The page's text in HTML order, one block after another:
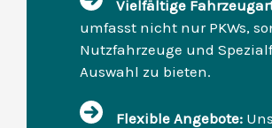
Vielfältige
umfasst nicht nur PKWs,
Nutzfahrzeuge und
Auswahl zu bieten.
Flexible Angebote: